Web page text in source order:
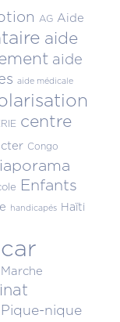
AG Aide
aide
aide
aide médicale
centre
Congo
Enfants
handicapés Haïti
Marche
Pique-nique